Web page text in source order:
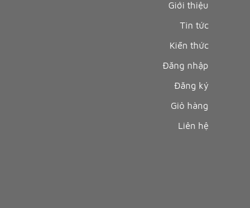
Giới thiệu
Tin tức
Kiến thức
Đăng nhập
Đăng ký
Giỏ hàng
Liên hệ